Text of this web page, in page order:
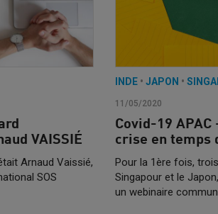
VAISSIÉ
Arnaud Vaissié,
SOS
INDE • JAPON •
11/05/2020
Covid-19
crise en temps
Pour la 1ère fois,
Singapour et le
un webinaire